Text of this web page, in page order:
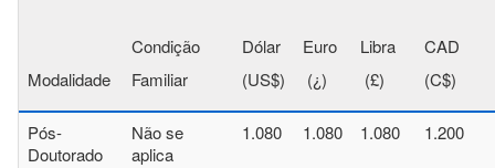
Modalidade
Condição
Familiar
Dólar
(US$)
Euro
(¿)
Libra
(£)
CAD
(C$)
Pós-
Doutorado
Não se
aplica
1.080 1.080 1.080 1.200